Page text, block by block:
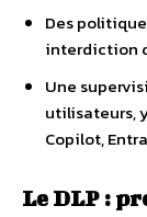
Des
interdiction
Une
utilisateurs,
Copilot,
Le DLP :